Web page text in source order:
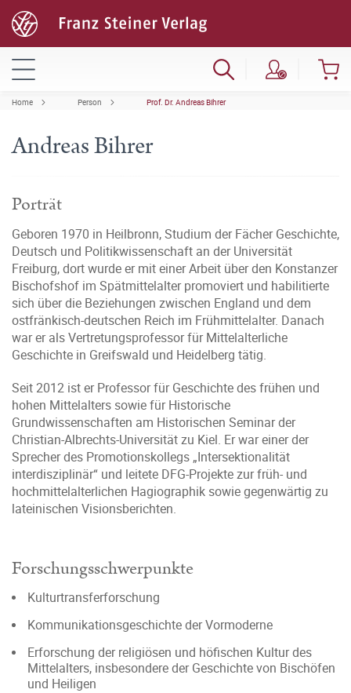
Home Person Prof. Dr. Andreas Bihrer
Andreas Bihrer
Porträt
Geboren 1970 in Heilbronn, Studium der Fächer Geschichte,
Deutsch und Politikwissenschaft an der Universität
Freiburg, dort wurde er mit einer Arbeit über den Konstanzer
Bischofshof im Spätmittelalter promoviert und habilitierte
sich über die Beziehungen zwischen England und dem
ostfränkisch-deutschen Reich im Frühmittelalter. Danach
war er als Vertretungsprofessor für Mittelalterliche
Geschichte in Greifswald und Heidelberg tätig.
Seit 2012 ist er Professor für Geschichte des frühen und
hohen Mittelalters sowie für Historische
Grundwissenschaften am Historischen Seminar der
Christian-Albrechts-Universität zu Kiel. Er war einer der
Sprecher des Promotionskollegs „Intersektionalität
interdisziplinär“ und leitete DFG-Projekte zur früh- und
hochmittelalterlichen Hagiographik sowie gegenwärtig zu
lateinischen Visionsberichten.
Forschungsschwerpunkte
Kulturtransferforschung
Kommunikationsgeschichte der Vormoderne
Erforschung der religiösen und höfischen Kultur des
Mittelalters, insbesondere der Geschichte von Bischöfen
und Heiligen